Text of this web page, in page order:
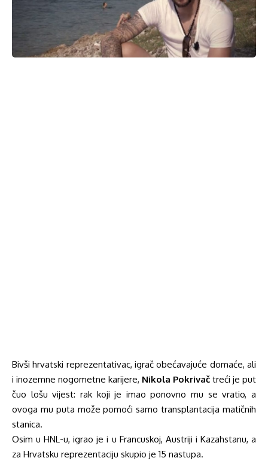
Bivši hrvatski reprezentativac, igrač obećavajuće domaće, ali
i inozemne nogometne karijere, Nikola Pokrivač treći je put
čuo lošu vijest: rak koji je imao ponovno mu se vratio, a
ovoga mu puta može pomoći samo transplantacija matičnih
stanica.
Osim u HNL-u, igrao je i u Francuskoj, Austriji i Kazahstanu, a
za Hrvatsku reprezentaciju skupio je 15 nastupa.